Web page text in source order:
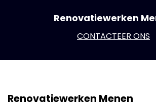
Renovatiewerken
CONTACTEER ONS
Renovatiewerken Menen